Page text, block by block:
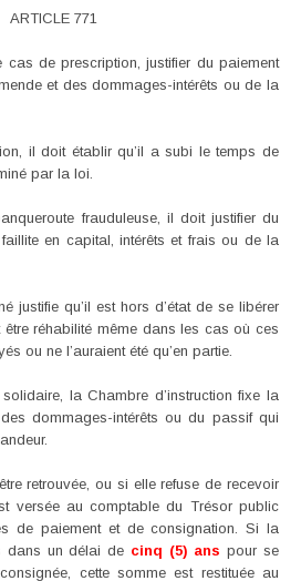
ARTICLE 771
de prescription, justifier du paiement
et des dommages-intérêts ou de la
il doit établir qu’il a subi le temps de
par la loi.
frauduleuse, il doit justifier du
en capital, intérêts et frais ou de la
justifie qu’il est hors d’état de se libérer
réhabilité même dans les cas où ces
ou ne l’auraient été qu’en partie.
la Chambre d’instruction fixe la
dommages-intérêts ou du passif qui
retrouvée, ou si elle refuse de recevoir
versée au comptable du Trésor public
de paiement et de consignation. Si la
dans un délai de cinq (5) ans pour se
cette somme est restituée au